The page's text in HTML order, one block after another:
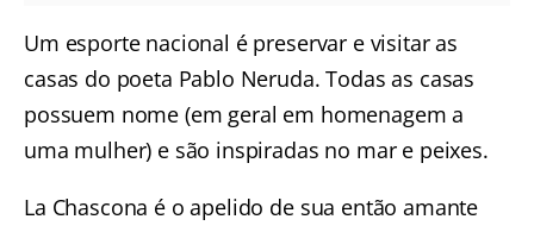
Um esporte nacional é preservar e visitar as
casas do poeta Pablo Neruda. Todas as casas
possuem nome (em geral em homenagem a
uma mulher) e são inspiradas no mar e peixes.
La Chascona é o apelido de sua então amante